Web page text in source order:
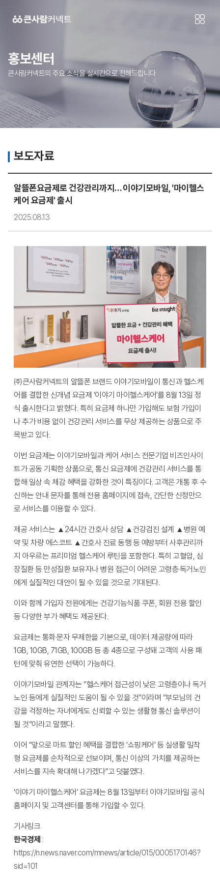
홍보센터
큰사람커넥트의 주요 소식을 실시간으로 전해드립니다
보도자료
알뜰폰요금제로 건강관리까지… 이야기모바일, '마이헬스
케어 요금제' 출시
2025.08.13
㈜큰사람커넥트의 알뜰폰 브랜드 이야기모바일이 통신과 헬스케
어를 결합한 신개념 요금제 ‘이야기 마이헬스케어’를 8월 13일 정
식 출시한다고 밝혔다. 특히 요금제 하나만 가입해도 보험 가입이
나 추가 비용 없이 건강관리 서비스를 무상 제공하는 상품으로 주
목받고 있다.
이번 요금제는 이야기모바일과 케어 서비스 전문기업 비즈인사이
트가 공동 기획한 상품으로, 통신 요금제에 건강관리 서비스를 통
합해 일상 속 체감 혜택을 강화한 것이 특징이다. 고객은 개통 후 수
신하는 안내 문자를 통해 전용 홈페이지에 접속, 간단한 신청만으
로 서비스를 이용할 수 있다.
제공 서비스는 ▲24시간 간호사 상담 ▲건강검진 설계 ▲병원 예
약 및 차량 에스코트 ▲간호사 진료 동행 등 예방부터 사후관리까
지 아우르는 프리미엄 헬스케어 루틴을 포함한다. 특히 고혈압, 심
장질환 등 만성질환 보유자나 병원 접근이 어려운 고령층·독거노인
에게 실질적인 대안이 될 수 있을 것으로 기대된다.
이와 함께 가입자 전원에게는 건강기능식품 쿠폰, 회원 전용 할인
등 다양한 부가 혜택도 제공된다.
요금제는 통화·문자 무제한을 기본으로, 데이터 제공량에 따라
1GB, 10GB, 71GB, 100GB 등 총 4종으로 구성돼 고객의 사용 패
턴에 맞춰 유연한 선택이 가능하다.
이야기모바일 관계자는 “헬스케어 접근성이 낮은 고령층이나 독거
노인 등에게 실질적인 도움이 될 수 있을 것”이라며 “부모님의 건
강을 걱정하는 자녀에게도 신뢰할 수 있는 생활형 통신 솔루션이
될 것”이라고 말했다.
이어 “앞으로 마트 할인 혜택을 결합한 ‘쇼핑케어’ 등 실생활 밀착
형 요금제를 순차적으로 선보이며, 통신 이상의 가치를 제공하는
서비스를 지속 확대해 나가겠다”고 덧붙였다.
‘이야기 마이헬스케어’ 요금제는 8월 13일부터 이야기모바일 공식
홈페이지 및 고객센터를 통해 가입할 수 있다.
기사링크
한국경제 :
https://n.news.naver.com/mnews/article/015/0005170146?
sid=101